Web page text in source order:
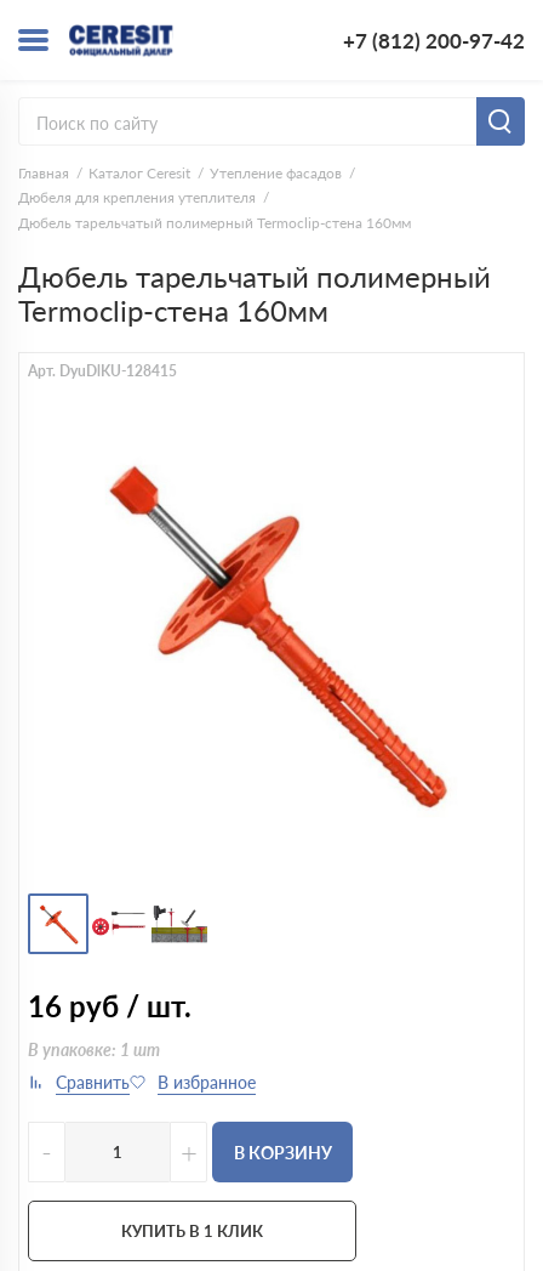
+7 (812) 200-97-42
Главная Каталог Ceresit
Утепление фасадов
Дюбеля для крепления утеплителя
Дюбель тарельчатый полимерный Termoclip-cтена 160мм
Дюбель тарельчатый полимерный
Termoclip-cтена 160мм
Арт. DyuDlKU-128415
16 руб / шт.
В упаковке: 1 шт
- + В КОРЗИНУ
КУПИТЬ В 1 КЛИК